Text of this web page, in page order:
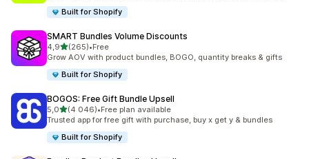
Built for Shopify
SMART Bundles Volume Discounts
4,9z 5 hvězd
(265)
Celkový počet recenzí: 265
•Free
Grow AOV with product bundles, BOGO, quantity breaks & gifts
Built for Shopify
BOGOS: Free Gift Bundle Upsell
5,0z 5 hvězd
(4 046)
Celkový počet recenzí: 4046
•Free plan available
Trusted app for free gift with purchase, buy x get y & bundles
Built for Shopify